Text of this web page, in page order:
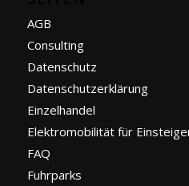
AGB
Consulting
Datenschutz
Datenschutzerklärung
Einzelhandel
Elektromobilität für
FAQ
Fuhrparks